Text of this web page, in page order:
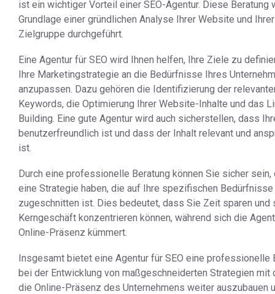
ist ein wichtiger Vorteil einer SEO-Agentur. Diese Beratung
Grundlage einer gründlichen Analyse Ihrer Website und Ihrer
Zielgruppe durchgeführt.
Eine Agentur für SEO wird Ihnen helfen, Ihre Ziele zu
Ihre Marketingstrategie an die Bedürfnisse Ihres
anzupassen. Dazu gehören die Identifizierung der
Keywords, die Optimierung Ihrer Website-Inhalte und das
Building. Eine gute Agentur wird auch sicherstellen, dass
benutzerfreundlich ist und dass der Inhalt relevant und
ist.
Durch eine professionelle Beratung können Sie sicher sein,
eine Strategie haben, die auf Ihre spezifischen Bedürfnisse
zugeschnitten ist. Dies bedeutet, dass Sie Zeit sparen und
Kerngeschäft konzentrieren können, während sich die
Online-Präsenz kümmert.
Insgesamt bietet eine Agentur für SEO eine professionelle
bei der Entwicklung von maßgeschneiderten Strategien mit
die Online-Präsenz des Unternehmens weiter auszubauen